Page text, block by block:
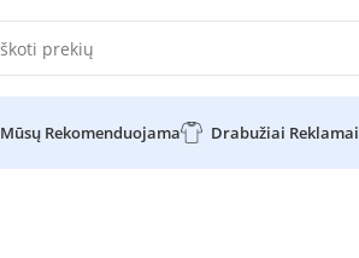
Mūsų Rekomenduojama Drabužiai Reklamai